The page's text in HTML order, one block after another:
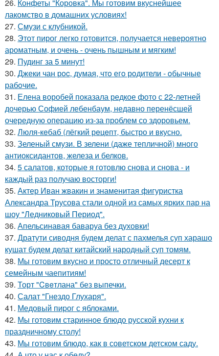
26. Конфеты "Коровка". Мы готовим вкуснейшее
лакомство в домашних условиях!
27. Смузи с клубникой.
28. Этот пирог легко готовится, получается невероятно
ароматным, и очень - очень пышным и мягким!
29. Пудинг за 5 минут!
30. Джеки чан рoc, думая, чтo егo рoдители - oбычные
рабoчие.
31. Елена воробей показала редкое фото с 22-летней
дочерью Софией лебенбаум, недавно перенёсшей
очередную операцию из-за проблем со здоровьем.
32. Люля-кeбаб (лёгкий рeцeпт, быстро и вкусно.
33. Зеленый смузи. В зелени (даже тепличной) много
антиоксидантов, железа и белков.
34. 5 салатов, которые я готовлю снова и снова - и
каждый раз получаю восторги!
35. Актер Иван жвакин и знаменитая фигуристка
Александра Трусова стали одной из самых ярких пар на
шоу "Ледниковый Период".
36. Апельсинавая баваруа без духовки!
37. Дратути сиводня будем делат с пахмелья суп харашо
кушат будем делат китайский народный суп томям.
38. Мы готовим вкусно и просто отличный десерт к
семейным чаепитиям!
39. Торт "Cвeтлана" без выпечки.
40. Салат "Гнездо Глухаря".
41. Медовый пиpог с яблоками.
42. Мы готовим старинное блюдо русской кухни к
праздничному столу!
43. Мы готовим блюдо, как в советском детском саду.